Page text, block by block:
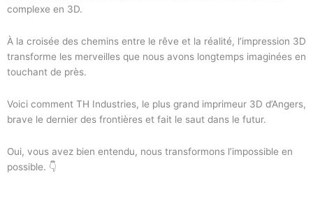
complexe en 3D.
À la croisée des chemins entre le rêve et la réalité, l’impression 3D
transforme les merveilles que nous avons longtemps imaginées en
touchant de près.
Voici comment TH Industries, le plus grand imprimeur 3D d’Angers,
brave le dernier des frontières et fait le saut dans le futur.
Oui, vous avez bien entendu, nous transformons l’impossible en
possible. 👇